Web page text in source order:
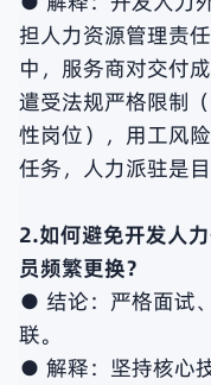
担人力资源管理责
中，服务商对交付
遣受法规严格限制
性岗位），用工风
任务，人力派驻是
2.如何避免开发人
员频繁更换？
● 结论：严格面试
联。
● 解释：坚持核心